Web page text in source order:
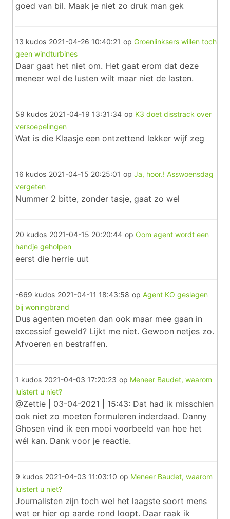
goed van bil. Maak je niet zo druk man gek
13 kudos 2021-04-26 10:40:21 op Groenlinksers willen toch
geen windturbines
Daar gaat het niet om. Het gaat erom dat deze
meneer wel de lusten wilt maar niet de lasten.
59 kudos 2021-04-19 13:31:34 op K3 doet disstrack over
versoepelingen
Wat is die Klaasje een ontzettend lekker wijf zeg
16 kudos 2021-04-15 20:25:01 op Ja, hoor.! Asswoensdag
vergeten
Nummer 2 bitte, zonder tasje, gaat zo wel
20 kudos 2021-04-15 20:20:44 op Oom agent wordt een
handje geholpen
eerst die herrie uut
-669 kudos 2021-04-11 18:43:58 op Agent KO geslagen
bij woningbrand
Dus agenten moeten dan ook maar mee gaan in
excessief geweld? Lijkt me niet. Gewoon netjes zo.
Afvoeren en bestraffen.
1 kudos 2021-04-03 17:20:23 op Meneer Baudet, waarom
luistert u niet?
@Zettie | 03-04-2021 | 15:43: Dat had ik misschien
ook niet zo moeten formuleren inderdaad. Danny
Ghosen vind ik een mooi voorbeeld van hoe het
wél kan. Dank voor je reactie.
9 kudos 2021-04-03 11:03:10 op Meneer Baudet, waarom
luistert u niet?
Journalisten zijn toch wel het laagste soort mens
wat er hier op aarde rond loopt. Daar raak ik